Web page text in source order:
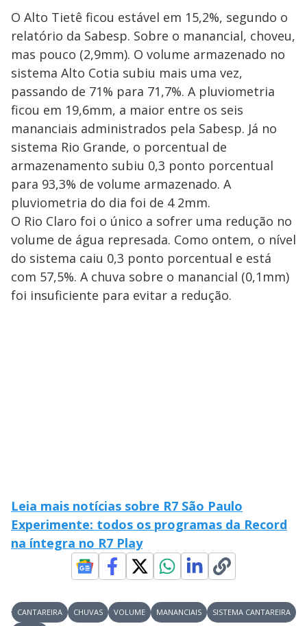
O Alto Tietê ficou estável em 15,2%, segundo o
relatório da Sabesp. Sobre o manancial, choveu,
mas pouco (2,9mm). O volume armazenado no
sistema Alto Cotia subiu mais uma vez,
passando de 71% para 71,7%. A pluviometria
ficou em 19,6mm, a maior entre os seis
mananciais administrados pela Sabesp. Já no
sistema Rio Grande, o porcentual de
armazenamento subiu 0,3 ponto porcentual
para 93,3% de volume armazenado. A
pluviometria do dia foi de 4 2mm.
O Rio Claro foi o único a sofrer uma redução no
volume de água represada. Como ontem, o nível
do sistema caiu 0,3 ponto porcentual e está
com 57,5%. A chuva sobre o manancial (0,1mm)
foi insuficiente para evitar a redução.
Leia mais notícias sobre R7 São Paulo
Experimente: todos os programas da Record
na íntegra no R7 Play
CANTAREIRA CHUVAS VOLUME MANANCIAIS
SISTEMA CANTAREIRA